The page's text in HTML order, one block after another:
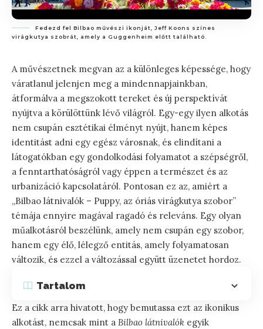
Fedezd fel Bilbao művészi ikonját, Jeff Koons színes
virágkutya szobrát, amely a Guggenheim előtt található.
A művészetnek megvan az a különleges képessége, hogy
váratlanul jelenjen meg a mindennapjainkban,
átformálva a megszokott tereket és új perspektívát
nyújtva a körülöttünk lévő világról. Egy-egy ilyen alkotás
nem csupán esztétikai élményt nyújt, hanem képes
identitást adni egy egész városnak, és elindítani a
látogatókban egy gondolkodási folyamatot a szépségről,
a fenntarthatóságról vagy éppen a természet és az
urbanizáció kapcsolatáról. Pontosan ez az, amiért a
„Bilbao látnivalók – Puppy, az óriás virágkutya szobor”
témája ennyire magával ragadó és releváns. Egy olyan
műalkotásról beszélünk, amely nem csupán egy szobor,
hanem egy élő, lélegző entitás, amely folyamatosan
változik, és ezzel a változással együtt üzenetet hordoz.
Tartalom
Ez a cikk arra hivatott, hogy bemutassa ezt az ikonikus
alkotást, nemcsak mint a Bilbao látnivalók egyik